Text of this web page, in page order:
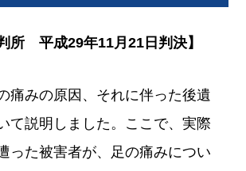
所 平成29年11月21日判決】
痛みの原因、それに伴った後遺
て説明しました。ここで、実際
った被害者が、足の痛みについ